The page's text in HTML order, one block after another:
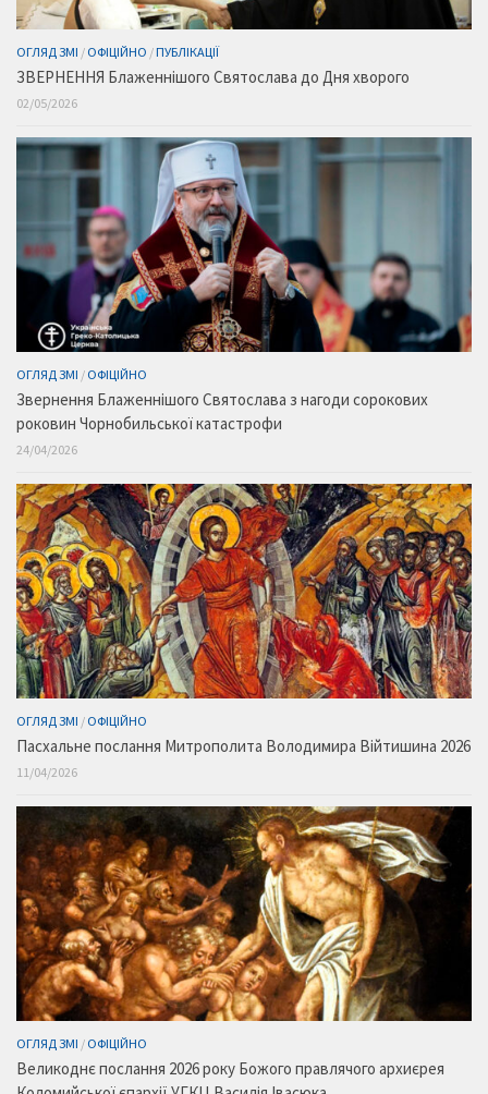
ОГЛЯД ЗМІ / ОФІЦІЙНО /ПУБЛІКАЦІЇ
ЗВЕРНЕННЯ Блаженнішого Святослава до Дня хворого
02/05/2026
ОГЛЯД ЗМІ / ОФІЦІЙНО
Звернення Блаженнішого Святослава з нагоди сорокових
роковин Чорнобильської катастрофи
24/04/2026
ОГЛЯД ЗМІ / ОФІЦІЙНО
Пасхальне послання Митрополита Володимира Війтишина 2026
11/04/2026
ОГЛЯД ЗМІ / ОФІЦІЙНО
Великоднє послання 2026 року Божого правлячого архиєрея